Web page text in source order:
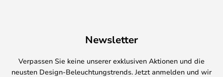
Newsletter
Verpassen Sie keine unserer exklusiven Aktionen und die
neusten Design-Beleuchtungstrends. Jetzt anmelden und wir